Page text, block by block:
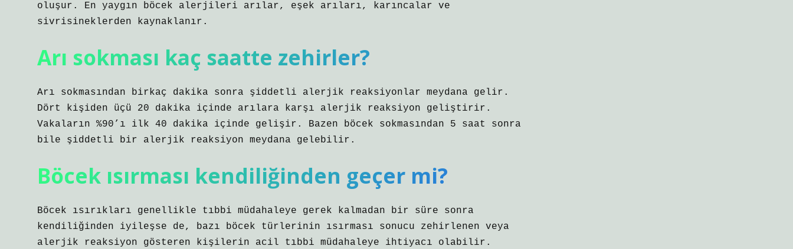
oluşur. En yaygın böcek alerjileri arılar, eşek arıları, karıncalar ve
sivrisineklerden kaynaklanır.
Arı sokması kaç saatte zehirler?
Arı sokmasından birkaç dakika sonra şiddetli alerjik reaksiyonlar meydana gelir.
Dört kişiden üçü 20 dakika içinde arılara karşı alerjik reaksiyon geliştirir.
Vakaların %90’ı ilk 40 dakika içinde gelişir. Bazen böcek sokmasından 5 saat sonra
bile şiddetli bir alerjik reaksiyon meydana gelebilir.
Böcek ısırması kendiliğinden geçer mi?
Böcek ısırıkları genellikle tıbbi müdahaleye gerek kalmadan bir süre sonra
kendiliğinden iyileşse de, bazı böcek türlerinin ısırması sonucu zehirlenen veya
alerjik reaksiyon gösteren kişilerin acil tıbbi müdahaleye ihtiyacı olabilir.